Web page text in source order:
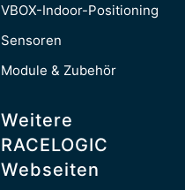
VBOX-Indoor-Positioning
Sensoren
Module & Zubehör
Weitere
RACELOGIC
Webseiten